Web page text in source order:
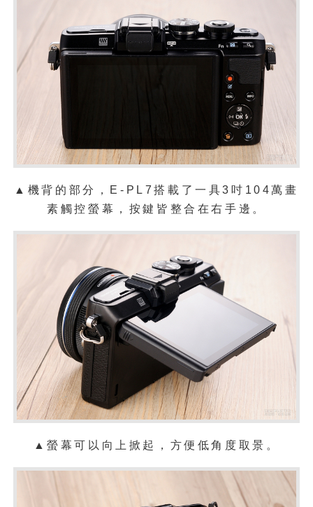
▲機背的部分，E-PL7搭載了一具3吋104萬畫
素觸控螢幕，按鍵皆整合在右手邊。
▲螢幕可以向上掀起，方便低角度取景。